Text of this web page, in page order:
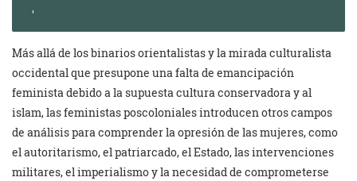
Más allá de los binarios orientalistas y la mirada culturalista
occidental que presupone una falta de emancipación
feminista debido a la supuesta cultura conservadora y al
islam, las feministas poscoloniales introducen otros campos
de análisis para comprender la opresión de las mujeres, como
el autoritarismo, el patriarcado, el Estado, las intervenciones
militares, el imperialismo y la necesidad de comprometerse